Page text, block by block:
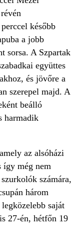
révén
később
a jobb
sorsa. A Szpartak
együttes
és jövőre a
szerepel majd. A
beálló
harmadik
az alsóházi
így még nem
számára,
három
saját
27-én, hétfőn 19